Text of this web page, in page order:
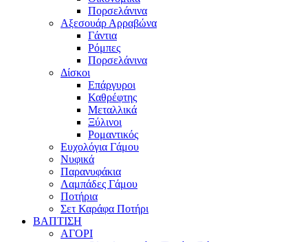
Πορσελάνινα
Αξεσουάρ Αρραβώνα
Γάντια
Ρόμπες
Πορσελάνινα
Δίσκοι
Επάργυροι
Καθρέφτης
Μεταλλικά
Ξύλινοι
Ρομαντικός
Ευχολόγια Γάμου
Νυφικά
Παρανυφάκια
Λαμπάδες Γάμου
Ποτήρια
Σετ Καράφα Ποτήρι
ΒΑΠΤΙΣΗ
ΑΓΟΡΙ